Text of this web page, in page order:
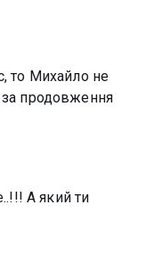
то Михайло не
продовження
А який ти